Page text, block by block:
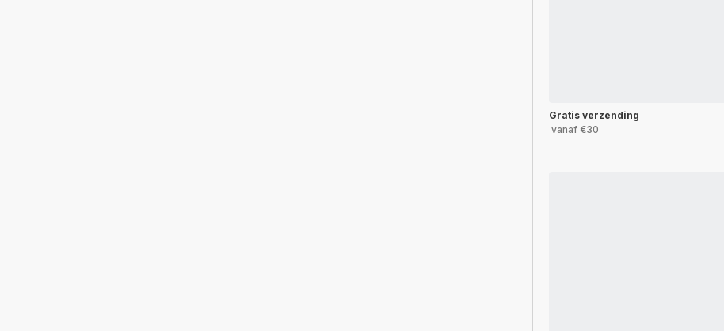
Gratis verzending
vanaf €30